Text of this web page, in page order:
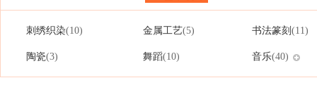
刺绣织染(10) 金属工艺(5) 书法篆刻 (11)
陶瓷(3) 舞蹈(10) 音乐(40)